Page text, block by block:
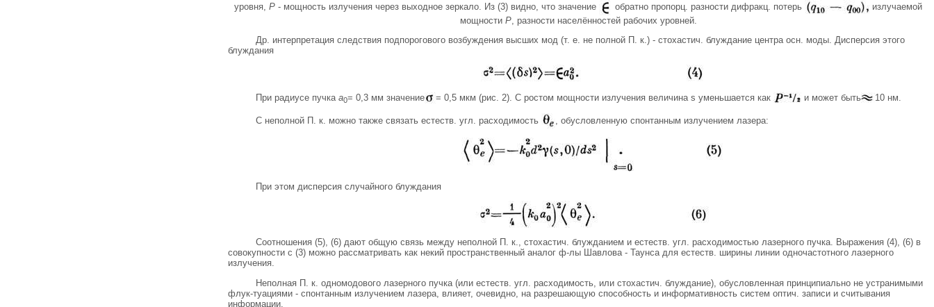
уровня, P - мощность излучения через выходное зеркало. Из (3) видно, что значение обратно пропорц. разности дифракц. потерь
излучаемой
мощности Р, разности населённостей рабочих уровней.
Др. интерпретация следствия подпорогового возбуждения высших мод (т. е. не полной П. к.) - стохастич. блуждание центра осн. моды. Дисперсия этого
блуждания
При радиусе пучка а0= 0,3 мм значение = 0,5 мкм (рис. 2). С ростом мощности излучения величина s уменьшается как и может быть 10 нм.
С неполной П. к. можно также связать естеств. угл. расходимость , обусловленную спонтанным излучением лазера:
При этом дисперсия случайного блуждания
Соотношения (5), (6) дают общую связь между неполной П. к., стохастич. блужданием и естеств. угл. расходимостью лазерного пучка. Выражения (4), (6) в
совокупности с (3) можно рассматривать как некий пространственный аналог ф-лы Шавлова - Таунса для естеств. ширины линии одночастотного лазерного
излучения.
Неполная П. к. одномодового лазерного пучка (или естеств. угл. расходимость, или стохастич. блуждание), обусловленная принципиально не устранимыми
флук-туациями - спонтанным излучением лазера, влияет, очевидно, на разрешающую способность и информативность систем оптич. записи и считывания
информации.